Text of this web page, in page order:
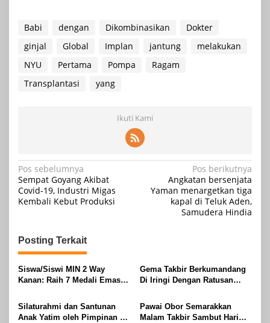
Babi dengan Dikombinasikan
Dokter
ginjal
Global Implan jantung
melakukan
NYU
Pertama Pompa
Ragam
Transplantasi
yang
Ikuti Kami
Navigasi
pos
Pos sebelumnya
Sempat Goyang Akibat
Covid-19, Industri Migas
Kembali Kebut Produksi
Pos berikutnya
Angkatan bersenjata
Yaman menargetkan tiga
kapal di Teluk Aden,
Samudera Hindia
Posting Terkait
Siswa/Siswi MIN 2 Way
Kanan: Raih 7 Medali Emas
Gubernur Lampung Cup 2
Taekwondo Championship
Gema Takbir Berkumandang
Di Iringi Dengan Ratusan
Rayakan Kemenangan Idul
Fitri 1447 H
Silaturahmi dan Santunan
Anak Yatim oleh Pimpinan PT
Pawai Obor Semarakkan
Malam Takbir Sambut Hari